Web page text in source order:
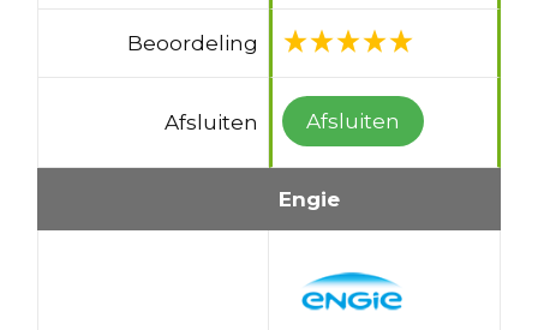
Beoordeling
Afsluiten Afsluiten
Engie